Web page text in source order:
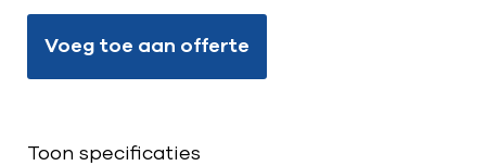
Voeg toe aan offerte
Toon specificaties